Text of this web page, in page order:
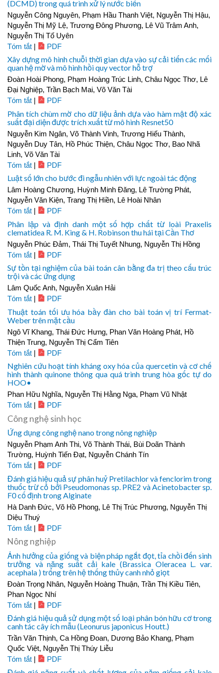
(DCMD) trong quá trình xử lý nước biển
Nguyễn Công Nguyên, Phạm Hầu Thanh Việt, Nguyễn Thị Hậu,
Nguyễn Thị Mỹ Lệ, Trương Đông Phương, Lê Vũ Trâm Anh,
Nguyễn Thị Tố Uyên
Tóm tắt | PDF
Xây dựng mô hình chuỗi thời gian dựa vào sự cải tiến các mối
quan hệ mờ và mô hình hồi quy vector hỗ trợ
Đoàn Hoài Phong, Phạm Hoàng Trúc Linh, Châu Ngọc Thơ, Lê
Đại Nghiệp, Trần Bạch Mai, Võ Văn Tài
Tóm tắt | PDF
Phân tích chùm mờ cho dữ liệu ảnh dựa vào hàm mật độ xác
suất đại diện được trích xuất từ mô hình Resnet50
Nguyễn Kim Ngân, Võ Thành Vinh, Trương Hiếu Thành,
Nguyễn Duy Tân, Hồ Phúc Thiện, Châu Ngọc Thơ, Bao Nhã
Linh, Võ Văn Tài
Tóm tắt | PDF
Luật số lớn cho bước đi ngẫu nhiên với lực ngoài tác động
Lâm Hoàng Chương, Huỳnh Minh Đăng, Lê Trường Phát,
Nguyễn Văn Kiện, Trang Thị Hiền, Lê Hoài Nhân
Tóm tắt | PDF
Phân lập và định danh một số hợp chất từ loài Praxelis
clematidea R. M. King & H. Robinson thu hái tại Cần Thơ
Nguyễn Phúc Đảm, Thái Thị Tuyết Nhung, Nguyễn Thị Hồng
Tóm tắt | PDF
Sự tồn tại nghiệm của bài toán cân bằng đa trị theo cấu trúc
trội và các ứng dụng
Lâm Quốc Anh, Nguyễn Xuân Hải
Tóm tắt | PDF
Thuật toán tối ưu hóa bầy đàn cho bài toán vị trí Fermat-
Weber trên mặt cầu
Ngô Vĩ Khang, Thái Đức Hưng, Phan Văn Hoàng Phát, Hồ
Thiện Trung, Nguyễn Thị Cẩm Tiên
Tóm tắt | PDF
Nghiên cứu hoạt tính kháng oxy hóa của quercetin và cơ chế
hình thành quinone thông qua quá trình trung hòa gốc tự do
HOO•
Phan Hữu Nghĩa, Nguyễn Thị Hằng Nga, Phạm Vũ Nhật
Tóm tắt | PDF
Công nghệ sinh học
Ứng dụng công nghệ nano trong nông nghiệp
Nguyễn Phạm Anh Thi, Võ Thành Thái, Bùi Doãn Thành
Trường, Huỳnh Tiến Đạt, Nguyễn Chánh Tín
Tóm tắt | PDF
Đánh giá hiệu quả sự phân huỷ Pretilachlor và fenclorim trong
thuốc trừ cỏ bởi Pseudomonas sp. PRE2 và Acinetobacter sp.
F0 cố định trong Alginate
Hà Danh Đức, Võ Hồ Phong, Lê Thị Trúc Phương, Nguyễn Thị
Diệu Thuý
Tóm tắt | PDF
Nông nghiệp
Ảnh hưởng của giống và biện pháp ngắt đọt, tỉa chồi đến sinh
trưởng và năng suất cải kale (Brassica Oleracea L. var.
acephala ) trổng trên hệ thống thủy canh nhỏ giọt
Đoàn Trọng Nhân, Nguyễn Hoàng Thuận, Trần Thị Kiều Tiên,
Phan Ngọc Nhí
Tóm tắt | PDF
Đánh giá hiệu quả sử dụng một số loại phân bón hữu cơ trong
canh tác cây ích mẫu (Leonurus japonicus Houtt.)
Trần Văn Thịnh, Ca Hồng Đoan, Dương Bảo Khang, Phạm
Quốc Việt, Nguyễn Thị Thúy Liễu
Tóm tắt | PDF